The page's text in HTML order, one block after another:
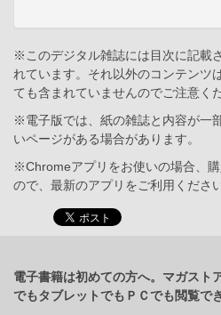
※このデジタル雑誌には目次に記載
れています。それ以外のコンテンツ
ても含まれていませんのでご注意く
※電子版では、紙の雑誌と内容が一
いページがある場合があります。
※Chromeアプリをお使いの場合、
ので、最新のアプリをご利用ください
電子書籍は初めての方へ。マガスト
でもタブレットでもＰＣでも閲覧で